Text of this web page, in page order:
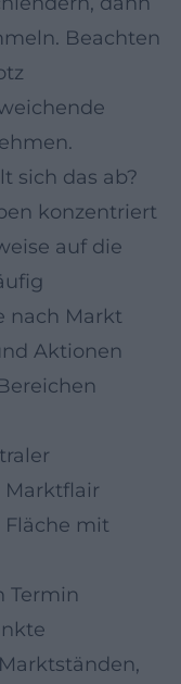
Beachten
sich das ab?
konzentriert
auf die
nach Markt
Aktionen
Fläche mit
Termin